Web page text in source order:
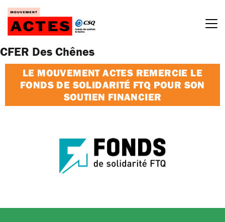
Passer
contenu
CFER Des Chênes
LE MOUVEMENT ACTES REMERCIE LE
FONDS DE SOLIDARITÉ FTQ POUR SON
SOUTIEN FINANCIER